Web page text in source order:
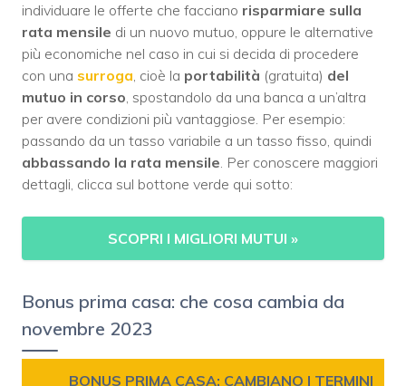
individuare le offerte che facciano risparmiare sulla
rata mensile di un nuovo mutuo, oppure le alternative
più economiche nel caso in cui si decida di procedere
con una surroga, cioè la portabilità (gratuita) del
mutuo in corso, spostandolo da una banca a un’altra
per avere condizioni più vantaggiose. Per esempio:
passando da un tasso variabile a un tasso fisso, quindi
abbassando la rata mensile. Per conoscere maggiori
dettagli, clicca sul bottone verde qui sotto:
SCOPRI I MIGLIORI MUTUI »
Bonus prima casa: che cosa cambia da
novembre 2023
BONUS PRIMA CASA: CAMBIANO I TERMINI